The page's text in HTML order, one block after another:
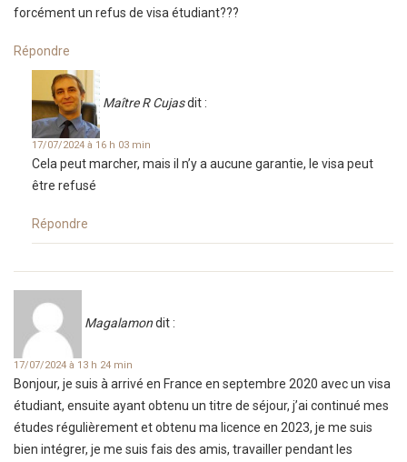
forcément un refus de visa étudiant???
Répondre
Maître R Cujasdit :
17/07/2024 à 16 h 03 min
Cela peut marcher, mais il n’y a aucune garantie, le visa peut
être refusé
Répondre
Magalamondit :
17/07/2024 à 13 h 24 min
Bonjour, je suis à arrivé en France en septembre 2020 avec un visa
étudiant, ensuite ayant obtenu un titre de séjour, j’ai continué mes
études régulièrement et obtenu ma licence en 2023, je me suis
bien intégrer, je me suis fais des amis, travailler pendant les